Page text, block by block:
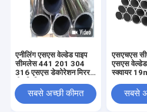
एनीलिंग एसएस वेल्डेड पाइप
सीमलेस 441 201 304
316 एसएस डेकोरेशन मिरर
सबसे अच्छी कीमत
एसएचएस
एसएस वेल्डेड
स्क्वायर
316Lसबसे